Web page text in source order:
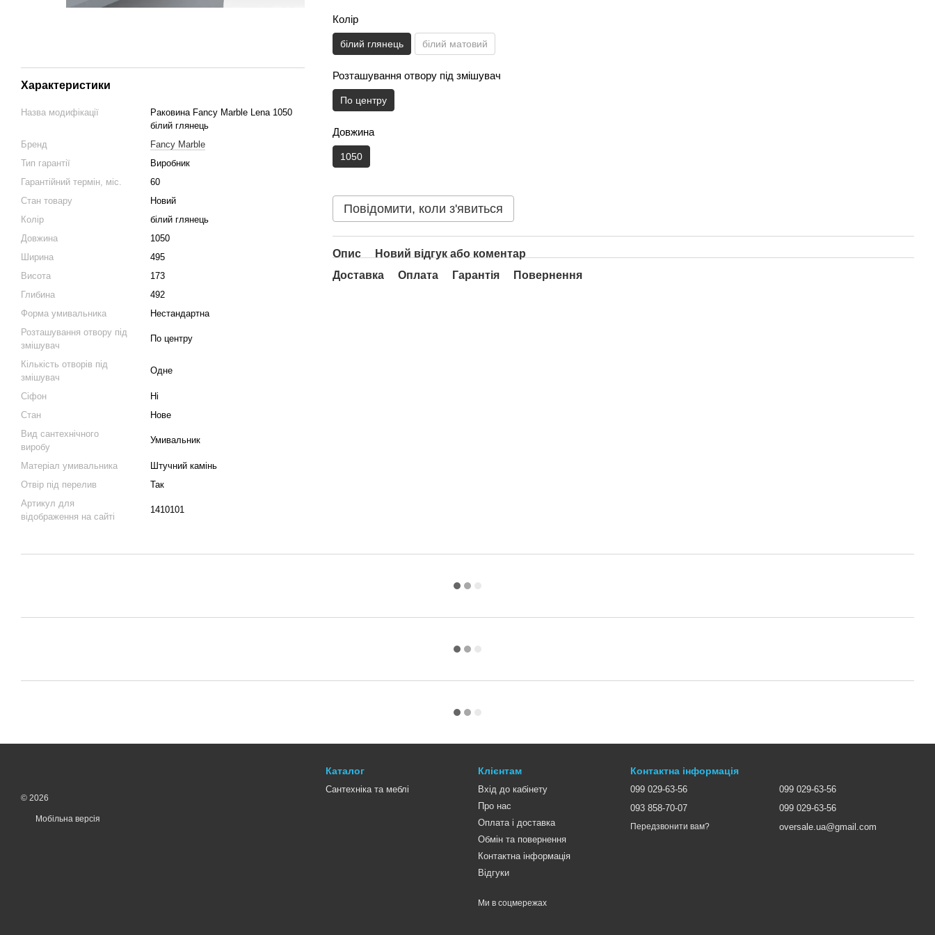
Характеристики
Назва модифікації
Раковина Fancy Marble Lena 1050
білий глянець
Бренд
Fancy Marble
Тип гарантії
Виробник
Гарантійний термін, міс.
60
Стан товару
Новий
Колір
білий глянець
Довжина
1050
Ширина
495
Висота
173
Глибина
492
Форма умивальника
Нестандартна
Розташування отвору під
змішувач
По центру
Кількість отворів під
змішувач
Одне
Сіфон
Ні
Стан
Нове
Вид сантехнічного
виробу
Умивальник
Матеріал умивальника
Штучний камінь
Отвір під перелив
Так
Артикул для
відображення на сайті
1410101
Колір
білий глянець білий матовий
Розташування отвору під змішувач
По центру
Довжина
1050
Повідомити, коли з'явиться
Опис
Новий відгук або коментар
Доставка
Оплата Гарантія Повернення
© 2026
Мобільна версія
Каталог
Сантехніка та меблі
Клієнтам
Вхід до кабінету
Про нас
Оплата і доставка
Обмін та повернення
Контактна інформація
Відгуки
Ми в соцмережах
Контактна інформація
099 029-63-56
093 858-70-07
Передзвонити вам?
099 029-63-56
099 029-63-56
oversale.ua@gmail.com